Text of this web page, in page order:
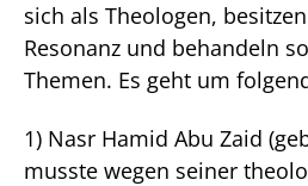
sich als Theologen,
Resonanz und behandeln
Themen. Es geht um
1) Nasr Hamid Abu Zaid
musste wegen seiner